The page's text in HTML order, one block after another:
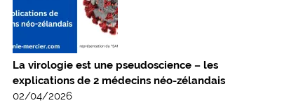
La virologie est une pseudoscience – les
explications de 2 médecins néo-zélandais
02/04/2026